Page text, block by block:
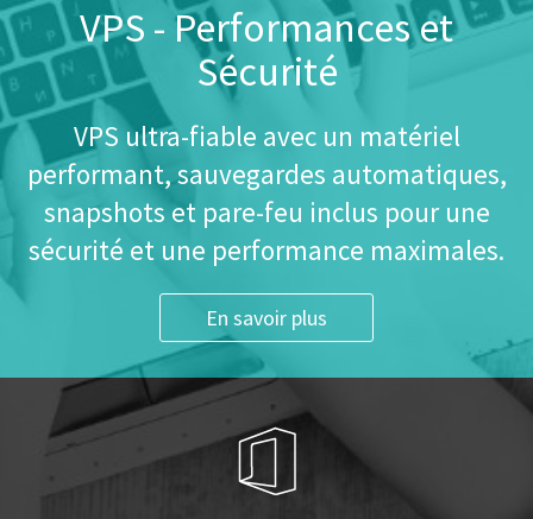
VPS - Performances et
Sécurité
VPS ultra-fiable avec un matériel
performant, sauvegardes automatiques,
snapshots et pare-feu inclus pour une
sécurité et une performance maximales.
En savoir plus